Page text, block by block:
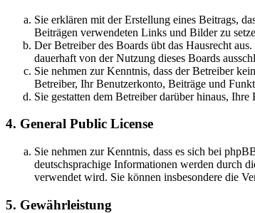
Sie erklären mit der Erstellung eines Beitrags,
Beiträgen verwendeten Links und Bilder zu
Der Betreiber des Boards übt das Hausrecht
dauerhaft von der Nutzung dieses Boards
Sie nehmen zur Kenntnis, dass der Betreiber
Betreiber, Ihr Benutzerkonto, Beiträge und
Sie gestatten dem Betreiber darüber hinaus,
4. General Public License
Sie nehmen zur Kenntnis, dass es sich bei
deutschsprachige Informationen werden durch
verwendet wird. Sie können insbesondere die
5. Gewährleistung